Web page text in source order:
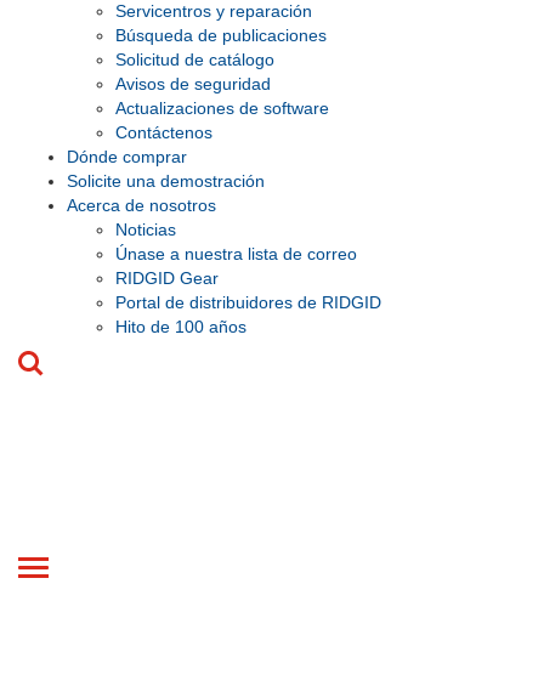
Servicentros y reparación
Búsqueda de publicaciones
Solicitud de catálogo
Avisos de seguridad
Actualizaciones de software
Contáctenos
Dónde comprar
Solicite una demostración
Acerca de nosotros
Noticias
Únase a nuestra lista de correo
RIDGID Gear
Portal de distribuidores de RIDGID
Hito de 100 años
Toggle